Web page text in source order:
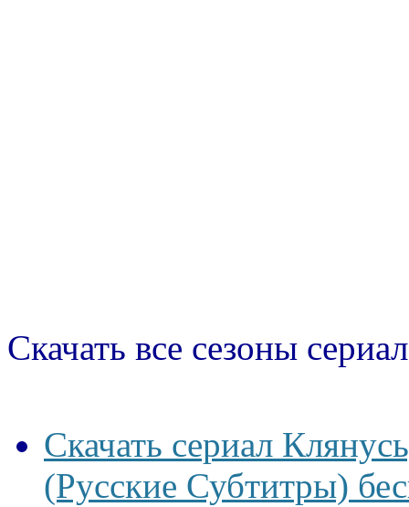
Скачать все сезоны
Скачать сериал
(Русские Субтитры)